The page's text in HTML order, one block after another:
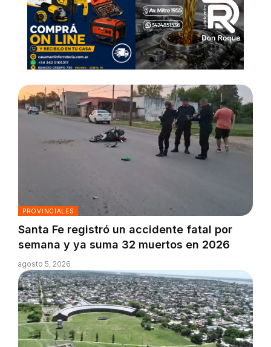
PROVINCIALES
Santa Fe registró un accidente fatal por
semana y ya suma 32 muertos en 2026
agosto 5, 2026